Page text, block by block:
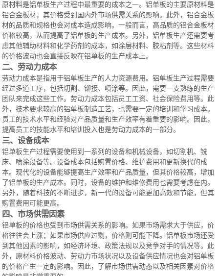
原材料是铝单板生产过程中最重要的成本之一。铝单板的主要原材料是
铝合金板材，其价格受到国内外市场供需关系的影响。此外，铝合金板
材的品质和规格也会对成本造成影响。一般而言，高品质的铝合金板材
价格较高，从而提高了铝单板的生产成本。另外，铝单板生产还需要考
虑其他辅助材料和化学药剂的成本，如涂层材料、胶粘剂等。这些材料
的价格波动也会直接反映在铝单板的生产成本上。
二、劳动力成本
劳动力成本是指用于铝单板生产的人力资源费用。铝单板生产过程需要
经过多道工序，包括切割、铆接、喷涂等。因此，需要一支熟练的生产
团队来完成这些工作。劳动力成本包括员工工资、社会保险费用等。此
外，技术要求较高的铝单板制造工艺，也需要一定的培训和学习成本。
员工的技术水平和经验对产品质量和生产效率有着重要的影响。因此，
提高员工的技能水平和培训投入也是劳动力成本的一部分。
三、设备成本
铝单板生产过程需要使用到一系列的设备和机械设备，如切割机、铣
床、喷涂设备等。设备成本包括购置价格、维护费用和更新换代的成
本。现代化的设备能够提高生产效率和产品质量，但其价格较高，增加
了铝单板的生产成本。同时，设备的维护和维修费用也需要考虑在内。
另外，随着科技的不断进步，新一代的设备可能更加高效和节能，但其
购置费用可能更高。
四、市场供需因素
铝单板的价格也受到市场供需关系的影响。如果市场需求大于供应，价
格往往会上涨；如果市场供应过剩，价格则可能下降。铝单板市场还受
到其他因素的影响，如经济环境、政策法规以及竞争对手的情况等。此
外，原材料价格波动、劳动力市场状况以及设备供应情况也会对铝单板
的价格产生一定的影响。因此，了解市场供需动态以及相关因素对价格